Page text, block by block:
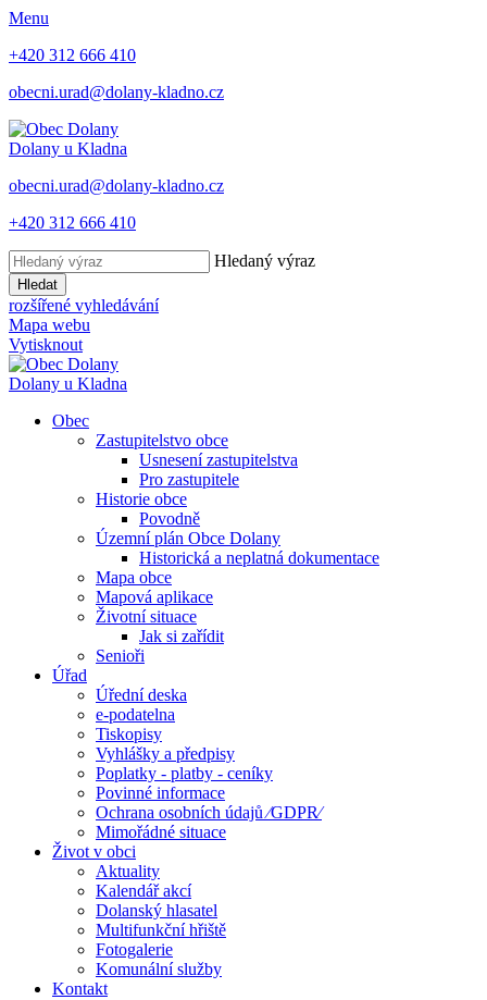
Menu
+420 312 666 410
obecni.urad@dolany-kladno.cz
Dolany u Kladna
obecni.urad@dolany-kladno.cz
+420 312 666 410
Hledaný výraz
Hledat
rozšířené vyhledávání
Mapa webu
Vytisknout
Dolany u Kladna
Obec
Zastupitelstvo obce
Usnesení zastupitelstva
Pro zastupitele
Historie obce
Povodně
Územní plán Obce Dolany
Historická a neplatná dokumentace
Mapa obce
Mapová aplikace
Životní situace
Jak si zařídit
Senioři
Úřad
Úřední deska
e-podatelna
Tiskopisy
Vyhlášky a předpisy
Poplatky - platby - ceníky
Povinné informace
Ochrana osobních údajů ⁄GDPR⁄
Mimořádné situace
Život v obci
Aktuality
Kalendář akcí
Dolanský hlasatel
Multifunkční hřiště
Fotogalerie
Komunální služby
Kontakt